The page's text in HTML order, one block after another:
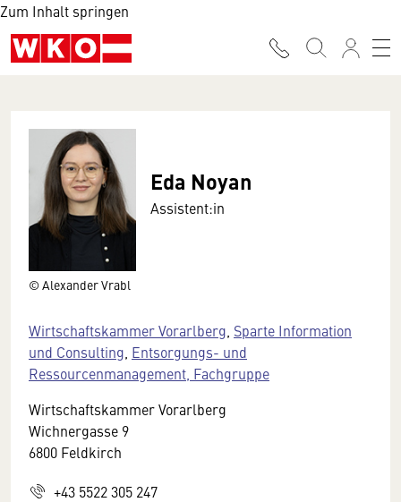
Zum Inhalt springen
© Alexander Vrabl
Eda Noyan
Assistent:in
Wirtschaftskammer Vorarlberg Sparte Information
und Consulting Entsorgungs- und
Ressourcenmanagement, Fachgruppe
Wirtschaftskammer Vorarlberg
Wichnergasse 9
6800 Feldkirch
+43 5522 305 247